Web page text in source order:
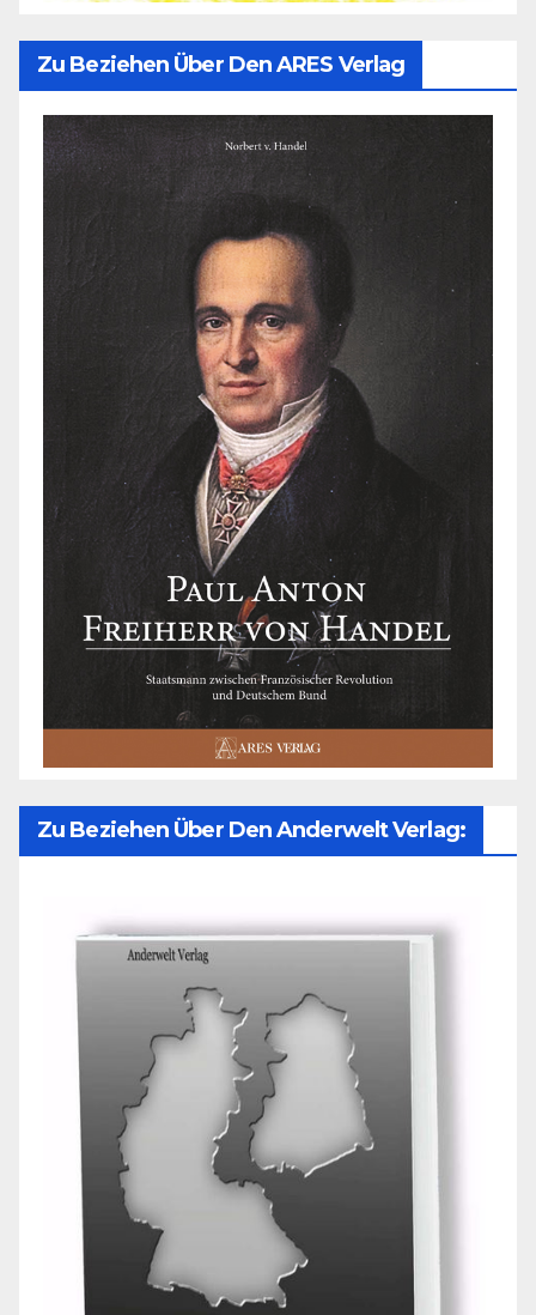
Zu Beziehen Über Den ARES Verlag
Zu Beziehen Über Den Anderwelt Verlag: